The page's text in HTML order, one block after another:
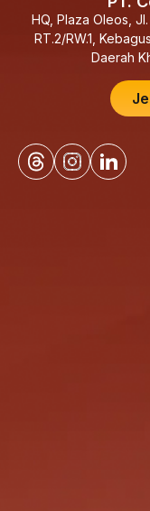
HQ, Plaza Oleos,
RT.2/RW.1,
Daerah